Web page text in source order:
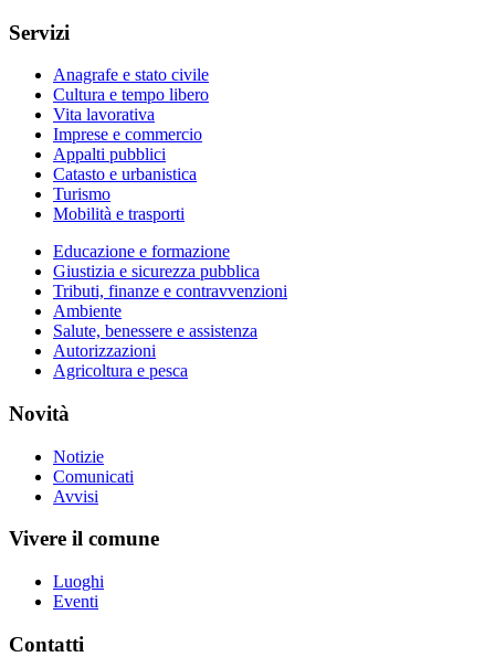
Servizi
Anagrafe e stato civile
Cultura e tempo libero
Vita lavorativa
Imprese e commercio
Appalti pubblici
Catasto e urbanistica
Turismo
Mobilità e trasporti
Educazione e formazione
Giustizia e sicurezza pubblica
Tributi, finanze e contravvenzioni
Ambiente
Salute, benessere e assistenza
Autorizzazioni
Agricoltura e pesca
Novità
Notizie
Comunicati
Avvisi
Vivere il comune
Luoghi
Eventi
Contatti